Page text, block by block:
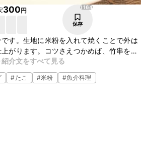
300円 1164
保存
す。生地に米粉を入れて焼くことで外は
がります。コツさえつかめば、竹串を
具材はタコ以外にもベーコンやソーセー
が出来ますよ。ぜひお試しくださいね。
紹介文をすべて見る
#たこ #米粉 #魚介料理